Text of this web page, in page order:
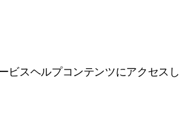
ビスヘルプコンテンツにアクセス